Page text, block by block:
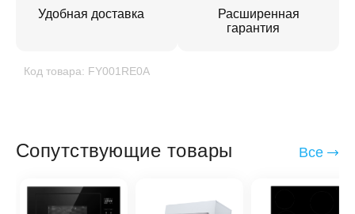
Удобная доставка
Расширенная
гарантия
Код товара: FY001RE0A
Сопутствующие товары Все